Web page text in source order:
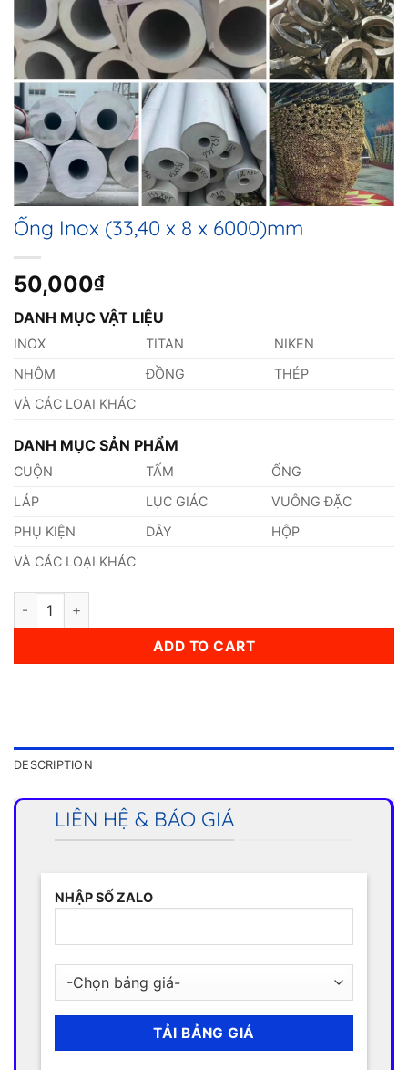
Ống Inox (33,40 x 8 x 6000)mm
50,000₫
DANH MỤC VẬT LIỆU
INOX TITAN
NIKEN
NHÔM
ĐỒNG
THÉP
VÀ CÁC LOẠI KHÁC
DANH MỤC SẢN PHẨM
CUỘN TẤM
ỐNG
LÁP
LỤC GIÁC
VUÔNG ĐẶC
PHỤ KIỆN
DÂY
HỘP
VÀ CÁC LOẠI KHÁC
Ống Inox (33,40 x 8 x 6000)mm quantity
ADD TO CART
DESCRIPTION
LIÊN HỆ & BÁO GIÁ
NHẬP SỐ ZALO